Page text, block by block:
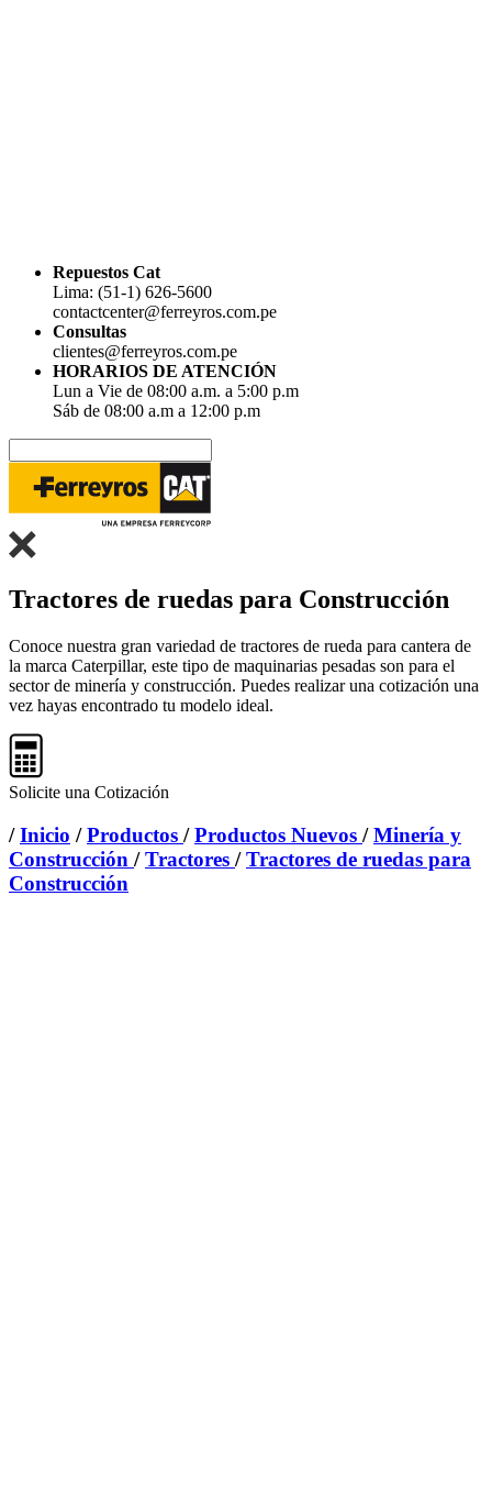
Repuestos Cat
Lima: (51-1) 626-5600
contactcenter@ferreyros.com.pe
Consultas
clientes@ferreyros.com.pe
HORARIOS DE ATENCIÓN
Lun a Vie de 08:00 a.m. a 5:00 p.m
Sáb de 08:00 a.m a 12:00 p.m
Tractores de ruedas para Construcción
Conoce nuestra gran variedad de tractores de rueda para cantera de
la marca Caterpillar, este tipo de maquinarias pesadas son para el
sector de minería y construcción. Puedes realizar una cotización una
vez hayas encontrado tu modelo ideal.
Solicite una Cotización
/Inicio /Productos /Productos Nuevos /Minería y
Construcción /Tractores /Tractores de ruedas para
Construcción